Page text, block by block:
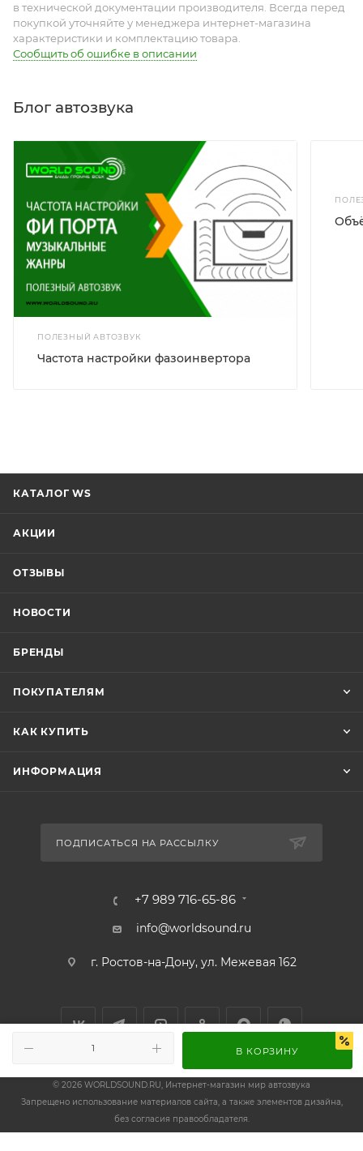
В КОРЗИНУ
в технической документации производителя. Всегда перед
покупкой уточняйте у менеджера интернет-магазина
характеристики и комплектацию товара.
Сообщить об ошибке в описании
Блог автозвука
ПОЛЕЗНЫЙ АВТОЗВУК
Частота настройки фазоинвертора
КАТАЛОГ WS
АКЦИИ
ОТЗЫВЫ
НОВОСТИ
БРЕНДЫ
ПОКУПАТЕЛЯМ
КАК КУПИТЬ
ИНФОРМАЦИЯ
ПОДПИСАТЬСЯ НА РАССЫЛКУ
+7 989 716-65-86
info@worldsound.ru
г. Ростов-на-Дону, ул. Межевая 162
© 2026 WORLDSOUND.RU, Интернет-магазин мир автозвука
Запрещено использование материалов сайта, а также элементов дизайна,
без согласия правообладателя.